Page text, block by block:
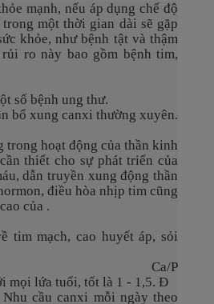
mạnh, nếu áp dụng chế độ
một thời gian dài sẽ gặp
khỏe, như bệnh tật và thậm
ro này bao gồm bệnh tim,
số bệnh ung thư.
bổ xung canxi thường xuyên.
trong hoạt động của thần kinh
thiết cho sự phát triển của
dẫn truyền xung động thần
điều hòa nhịp tim cũng
của .
tim mạch, cao huyết áp, sỏi
Ca/P
mọi lứa tuổi, tốt là 1 - 1,5. Đ
cầu canxi mỗi ngày theo